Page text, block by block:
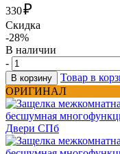
330₽
Скидка
-28%
В наличии
-
В корзину
Товар в
ОРИГИНАЛ